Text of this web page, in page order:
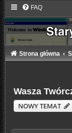
FAQ
Strona główna
Wasza
NOWY TEMAT